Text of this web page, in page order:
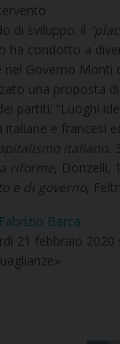
di sviluppo: il
ha condotto a
Governo Monti
una proposta
partiti: “Luoghi
italiane e francesi
italiano.
riforme , Donzelli,
e di governo ,
Barca
21 febbraio